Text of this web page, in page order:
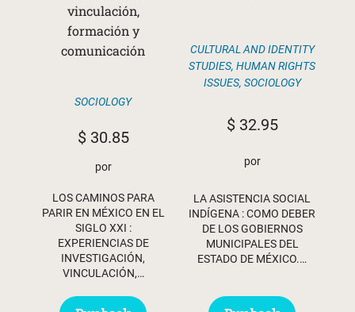
vinculación,
formación y
comunicación
SOCIOLOGY
$30.85
por
LOS CAMINOS PARA
PARIR EN MÉXICO EN EL
SIGLO XXI :
EXPERIENCIAS DE
INVESTIGACIÓN,
VINCULACIÓN,…
CULTURAL AND IDENTITY
STUDIES, HUMAN RIGHTS
ISSUES, SOCIOLOGY
$32.95
por
LA ASISTENCIA SOCIAL
INDÍGENA : COMO DEBER
DE LOS GOBIERNOS
MUNICIPALES DEL
ESTADO DE MÉXICO.…